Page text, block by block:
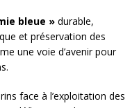
bleue » durable,
et préservation des
une voie d’avenir pour
face à l’exploitation des